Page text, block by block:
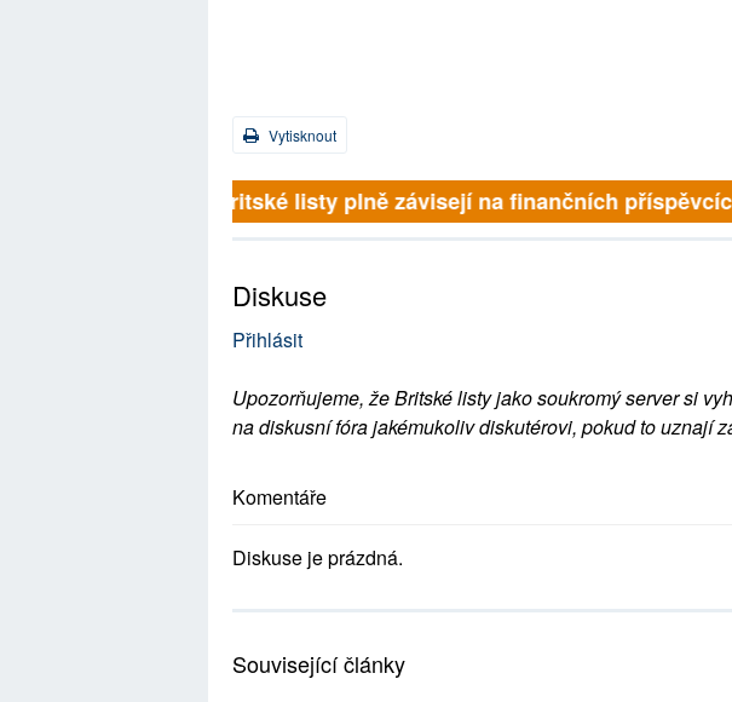
Vytisknout
Britské listy plně závisejí na finančních
Diskuse
Přihlásit
Upozorňujeme, že Britské listy jako soukromý server si
na diskusní fóra jakémukoliv diskutérovi, pokud to uznají
Komentáře
Diskuse je prázdná.
Související články